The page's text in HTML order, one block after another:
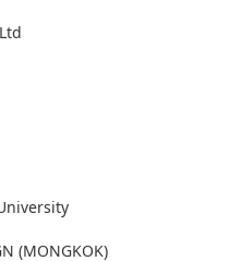
(MONGKOK)